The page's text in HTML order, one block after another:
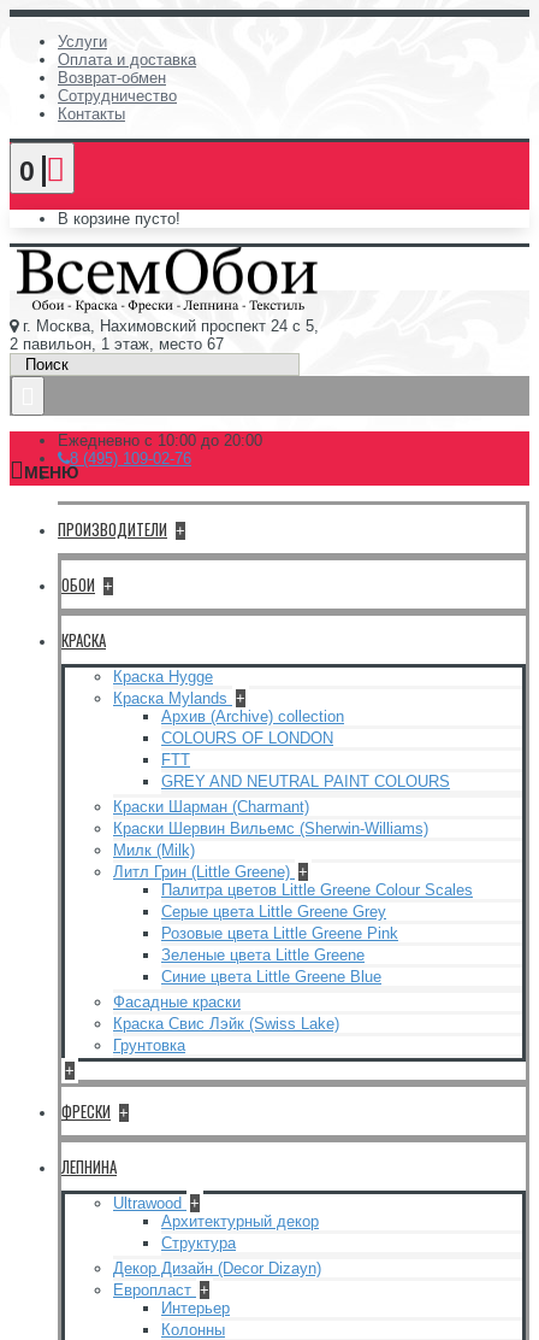
Услуги
Оплата и доставка
Возврат-обмен
Сотрудничество
Контакты
0
В корзине пусто!
г. Москва, Нахимовский проспект 24 с 5,
2 павильон, 1 этаж, место 67
Ежедневно с 10:00 до 20:00
8 (495) 109-02-76
МЕНЮ
ПРОИЗВОДИТЕЛИ +
ОБОИ +
КРАСКА
Краска Hygge
Краска Mylands +
Архив (Archive) collection
COLOURS OF LONDON
FTT
GREY AND NEUTRAL PAINT COLOURS
Краски Шарман (Charmant)
Краски Шервин Вильемс (Sherwin-Williams)
Милк (Milk)
Литл Грин (Little Greene) +
Палитра цветов Little Greene Colour Scales
Серые цвета Little Greene Grey
Розовые цвета Little Greene Pink
Зеленые цвета Little Greene
Синие цвета Little Greene Blue
Фасадные краски
Краска Свис Лэйк (Swiss Lake)
Грунтовка
+
ФРЕСКИ +
ЛЕПНИНА
Ultrawood +
Архитектурный декор
Структура
Декор Дизайн (Decor Dizayn)
Европласт +
Интерьер
Колонны